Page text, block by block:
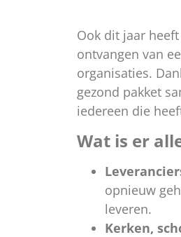
Ook dit jaar
ontvangen van
organisaties.
gezond pakket
iedereen die
Wat is er
opnieuw
leveren.
Kerken,